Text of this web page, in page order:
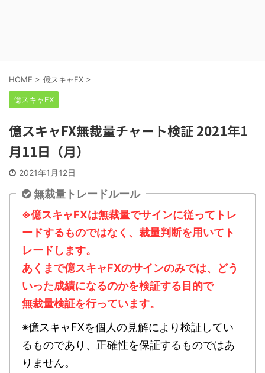
HOME > 億スキャFX >
億スキャFX
億スキャFX無裁量チャート検証 2021年1
月11日（月）
2021年1月12日
無裁量トレードルール
※億スキャFXは無裁量でサインに従ってトレ
ードするものではなく、裁量判断を用いてト
レードします。
あくまで億スキャFXのサインのみでは、どう
いった成績になるのかを検証する目的で
無裁量検証を行っています。
※億スキャFXを個人の見解により検証してい
るものであり、正確性を保証するものではあ
りません。